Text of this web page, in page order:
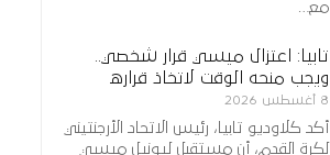
مع…
تابيا: اعتزال ميسي قرار شخصي..
ويجب منحه الوقت لاتخاذ قراره
8 أغسطس 2026
أكد كلاوديو تابيا، رئيس الاتحاد الأرجنتيني
لكرة القدم، أن مستقبل ليونيل ميسي